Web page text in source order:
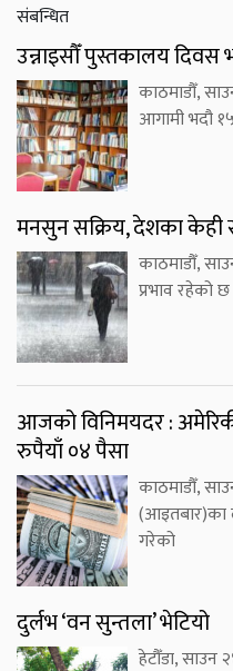
संबन्धित
उन्नाइसौँ पुस्तकालय दिवस
काठमाडौँ,
आगामी भदौ
मनसुन सक्रिय, देशका केही
काठमाडौँ,
प्रभाव रहेको
आजको विनिमयदर :
रुपैयाँ ०४ पैसा
काठमाडौँ,
(आइतबार)का
गरेको
दुर्लभ ‘वन सुन्तला’ भेटियो
हेटौँडा, साउन